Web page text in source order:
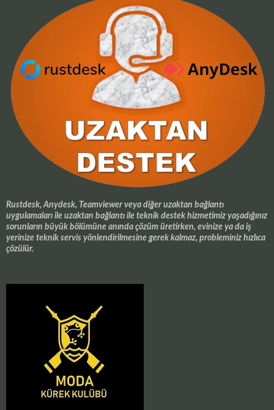
Rustdesk, Anydesk, Teamviewer veya diğer uzaktan bağlantı
uygulamaları ile uzaktan bağlantı ile teknik destek hizmetimiz yaşadığınız
sorunların büyük bölümüne anında çözüm üretirken, evinize ya da iş
yerinize teknik servis yönlendirilmesine gerek kalmaz, probleminiz hızlıca
çözülür.